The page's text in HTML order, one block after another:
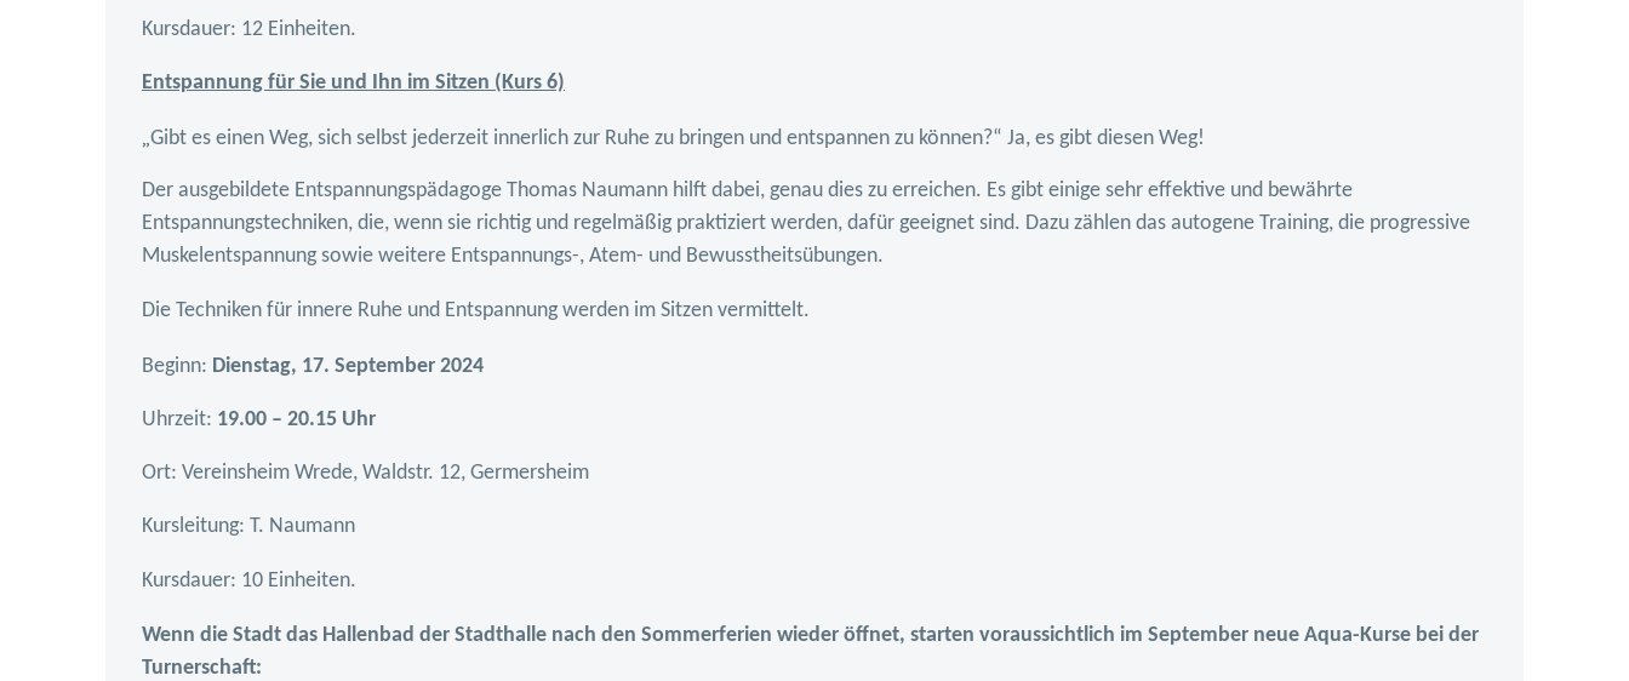
Kursdauer: 12 Einheiten.
Entspannung für Sie und Ihn im Sitzen (Kurs 6)
Gibt es einen Weg, sich selbst jederzeit innerlich zur Ruhe zu bringen und entspannen zu können?“ Ja, es gibt diesen Weg!
Der ausgebildete Entspannungspädagoge Thomas Naumann hilft dabei, genau dies zu erreichen. Es gibt einige sehr effektive und bewährte
Entspannungstechniken, die, wenn sie richtig und regelmäßig praktiziert werden, dafür geeignet sind. Dazu zählen das autogene Training, die progressive
Muskelentspannung sowie weitere Entspannungs-, Atem- und Bewusstheitsübungen.
Die Techniken für innere Ruhe und Entspannung werden im Sitzen vermittelt.
Beginn: Dienstag, 17. September 2024
Uhrzeit: 19.00 – 20.15 Uhr
Ort: Vereinsheim Wrede, Waldstr. 12, Germersheim
Kursleitung: T. Naumann
Kursdauer: 10 Einheiten.
Wenn die Stadt das Hallenbad der Stadthalle nach den Sommerferien wieder öffnet, starten voraussichtlich im September neue Aqua-Kurse bei der
Turnerschaft: